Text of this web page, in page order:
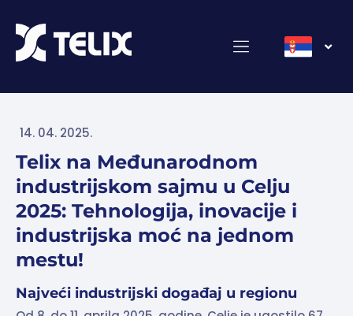
14. 04. 2025.
Telix na Međunarodnom
industrijskom sajmu u Celju
2025: Tehnologija, inovacije i
industrijska moć na jednom
mestu!
Najveći industrijski događaj u regionu